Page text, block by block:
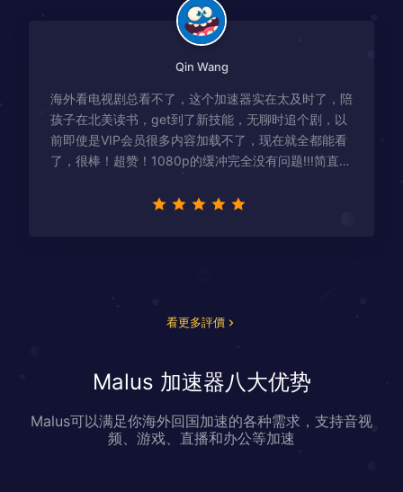
Qin Wang
海外看电视剧总看不了，这个加速器实在太及时了，陪
孩子在北美读书，get到了新技能，无聊时追个剧，以
前即使是VIP会员很多内容加载不了，现在就全都能看
了，很棒！超赞！1080p的缓冲完全没有问题!!!简直救
看更多評價
Malus 加速器八大优势
Malus可以满足你海外回国加速的各种需求，支持音视
频、游戏、直播和办公等加速